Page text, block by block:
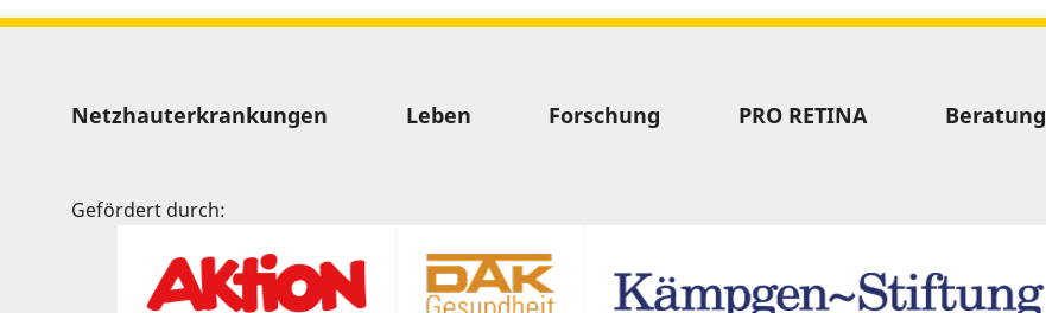
Sitemap
Netzhauterkrankungen Leben Forschung PRO RETINA Beratung
Gefördert durch: